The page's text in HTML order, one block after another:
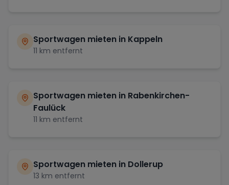
Sportwagen mieten in Kappeln
11 km entfernt
Sportwagen mieten in Rabenkirchen-
Faulück
11 km entfernt
Sportwagen mieten in Dollerup
13 km entfernt